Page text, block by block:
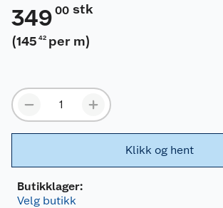
349 00 stk
(145 42 per m)
Klikk og hent
Butikklager:
Velg butikk